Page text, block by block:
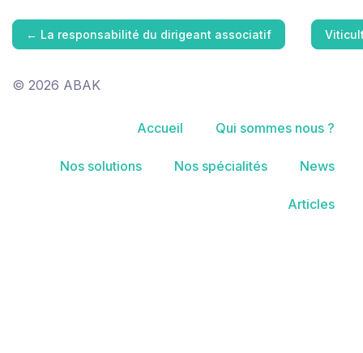
← La responsabilité du dirigeant associatif
© 2026 ABAK
Accueil Qui sommes nous ?
Nos solutions Nos spécialités News
Articles